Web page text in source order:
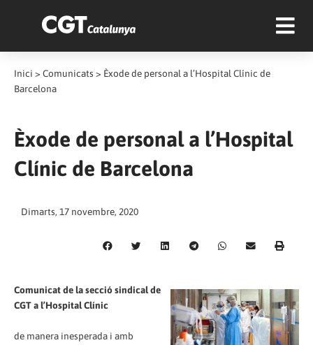
Inici > Comunicats > Èxode de personal a l’Hospital Clínic de
Barcelona
Èxode de personal a l’Hospital
Clínic de Barcelona
Dimarts, 17 novembre, 2020
Comunicat de la secció sindical de
CGT a l’Hospital Clínic
de manera inesperada i amb